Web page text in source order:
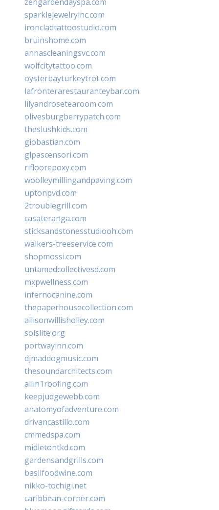
sparklejewelryinc.com
ironcladtattoostudio.com
bruinshome.com
annascleaningsvc.com
wolfcitytattoo.com
oysterbayturkeytrot.com
lafronterarestauranteybar.com
lilyandrosetearoom.com
olivesburgberrypatch.com
theslushkids.com
giobastian.com
glpascensori.com
rifloorepoxy.com
woolleymillingandpaving.com
uptonpvd.com
2troublegrill.com
casateranga.com
sticksandstonesstudiooh.com
walkers-treeservice.com
shopmossi.com
untamedcollectivesd.com
mxpwellness.com
infernocanine.com
thepaperhousecollection.com
allisonwillisholley.com
solslite.org
portwayinn.com
djmaddogmusic.com
thesoundarchitects.com
allin1roofing.com
keepjudgewebb.com
anatomyofadventure.com
drivancastillo.com
cmmedspa.com
midletontkd.com
gardensandgrills.com
basilfoodwine.com
nikko-tochigi.net
caribbean-corner.com